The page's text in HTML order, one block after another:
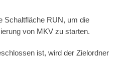
Schaltfläche RUN, um die
von MKV zu starten.
ist, wird der Zielordner